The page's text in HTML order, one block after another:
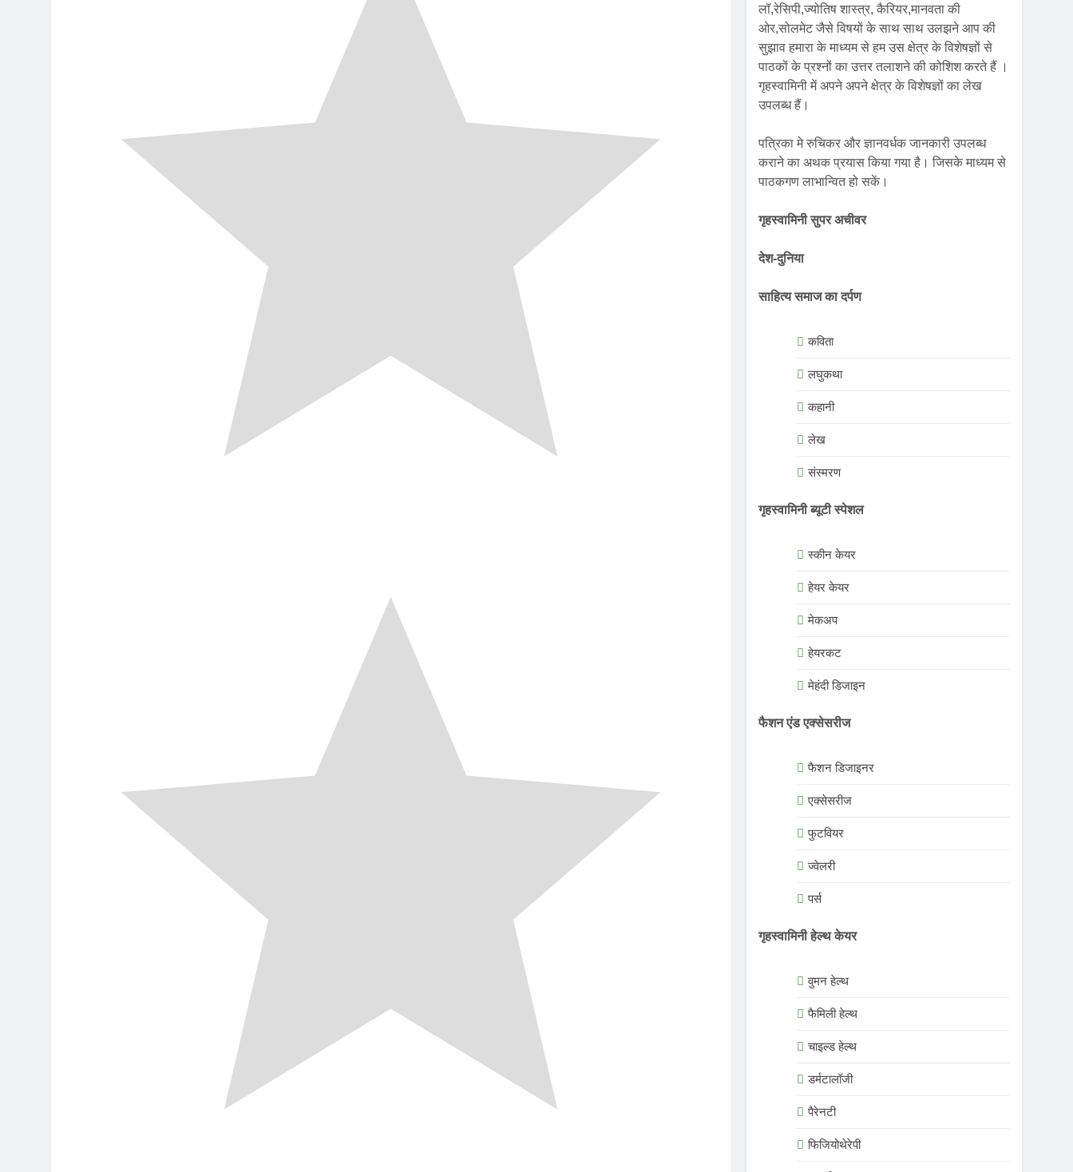
लॉ,रेसिपी,ज्योतिष शास्त्र, कैरियर,मानवता की
ओर,सोलमेट जैसे विषयों के साथ साथ उलझने आप की
सुझाव हमारा के माध्यम से हम उस क्षेत्र के विशेषज्ञों से
पाठकों के प्रश्नों का उत्तर तलाशने की कोशिश करते हैं ।
गृहस्वामिनी में अपने अपने क्षेत्र के विशेषज्ञों का लेख
उपलब्ध हैं।
पत्रिका मे रुचिकर और ज्ञानवर्धक जानकारी उपलब्ध
कराने का अथक प्रयास किया गया है। जिसके माध्यम से
पाठकगण लाभान्वित हो सकें।
गृहस्वामिनी सुपर अचीवर
देश-दुनिया
साहित्य समाज का दर्पण
कविता
लघुकथा
कहानी
लेख
संस्मरण
गृहस्वामिनी ब्यूटी स्पेशल
स्कीन केयर
हेयर केयर
मेकअप
हेयरकट
मेहंदी डिजाइन
फैशन एंड एक्सेसरीज
फैशन डिजाइनर
एक्सेसरीज
फुटवियर
ज्वेलरी
पर्स
गृहस्वामिनी हेल्थ केयर
वुमन हेल्थ
फैमिली हेल्थ
चाइल्ड हेल्थ
डर्मटालॉजी
पैरेनटी
फिजियोथेरेपी